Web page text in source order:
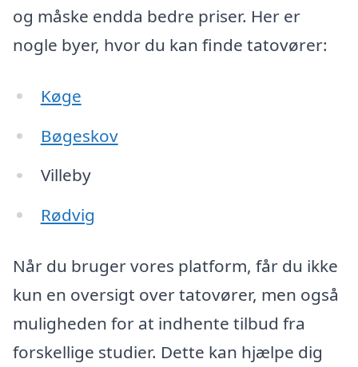
og måske endda bedre priser. Her er
nogle byer, hvor du kan finde tatovører:
Køge
Bøgeskov
Villeby
Rødvig
Når du bruger vores platform, får du ikke
kun en oversigt over tatovører, men også
muligheden for at indhente tilbud fra
forskellige studier. Dette kan hjælpe dig